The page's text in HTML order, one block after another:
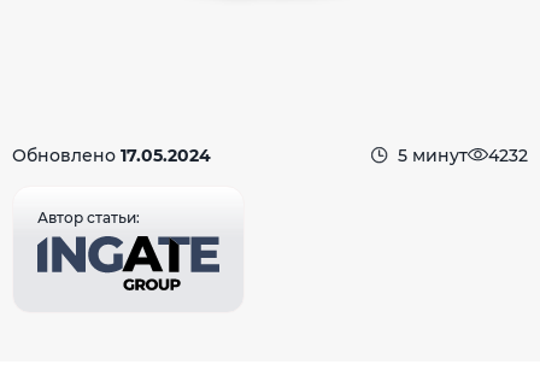
Обновлено 17.05.2024 5 минут 4232
Автор статьи: